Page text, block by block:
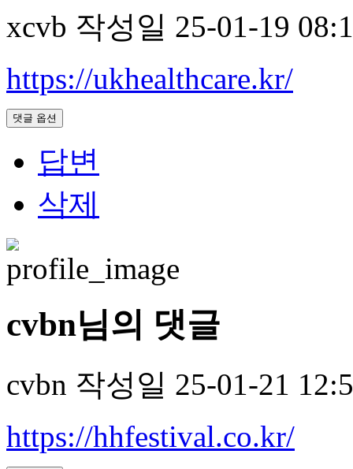
xcvb 작성일 25-01-19
https://ukhealthcare.kr/
댓글 옵션
답변
삭제
cvbn님의 댓글
cvbn 작성일 25-01-21
https://hhfestival.co.kr/